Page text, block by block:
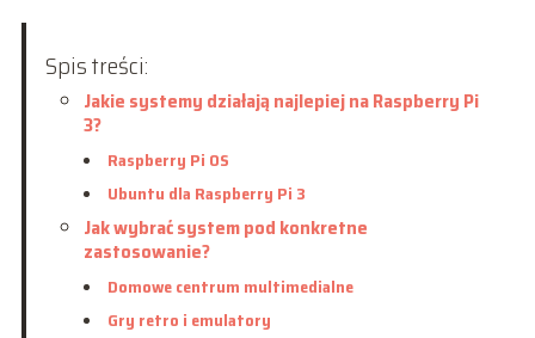
Spis treści:
Jakie systemy działają najlepiej na Raspberry Pi
3?
Raspberry Pi OS
Ubuntu dla Raspberry Pi 3
Jak wybrać system pod konkretne
zastosowanie?
Domowe centrum multimedialne
Gry retro i emulatory